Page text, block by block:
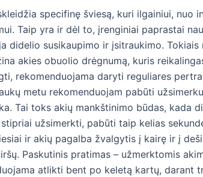
specifinę šviesą, kuri ilgainiui, nuo
Taip yra ir dėl to, įrenginiai paprastai
didelio susikaupimo ir įsitraukimo.
akies obuolio drėgnumą, kuris
rekomenduojama daryti reguliares
metu rekomenduojam pabūti
Tai toks akių mankštinimo būdas, kada
užsimerkti, pabūti taip kelias
ir akių pagalba žvalgytis į kairę ir į
Paskutinis pratimas – užmerktomis
atlikti bent po keletą kartų, darant